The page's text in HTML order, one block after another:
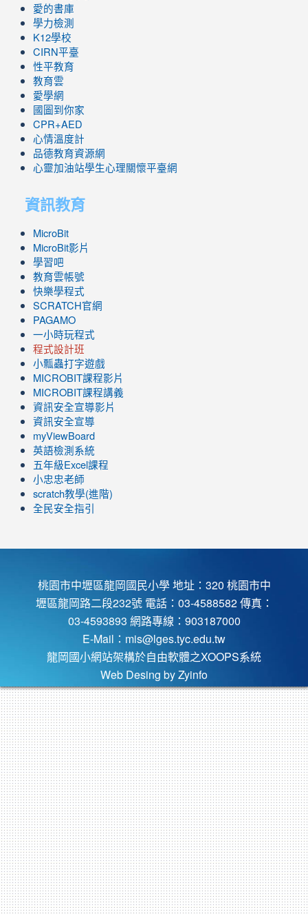
愛的書庫
學力檢測
K12學校
CIRN平臺
性平教育
教育雲
愛學網
國圖到你家
CPR+AED
心情溫度計
品德教育資源網
心靈加油站學生心理關懷平臺網
資訊教育
MicroBit
MicroBit影片
學習吧
教育雲帳號
快樂學程式
SCRATCH官網
PAGAMO
一小時玩程式
程式設計班
小瓢蟲打字遊戲
link
to
https://www.youtube.com/channel/UC8LghzcV5-
ZBGmXwlbUndNA/videos?
view=0&sort=dd&shelf_id=0
MICROBIT課程影片
link
to
https://www.youtube.com/channel/UC8LghzcV5-
ZBGmXwlbUndNA/videos?
view=0&sort=dd&shelf_id=0
MICROBIT課程講義
資訊安全宣導影片
資訊安全宣導
myViewBoard
英語檢測系統
五年級Excel課程
小忠忠老師
scratch教學(進階)
全民安全指引
桃園市中壢區龍岡國民小學 地址：320 桃園市中
壢區龍岡路二段232號 電話：03-4588582 傳真：
03-4593893 網路專線：903187000
E-Mail： mis@lges.tyc.edu.tw
龍岡國小網站架構於自由軟體之XOOPS系統
Web Desing by Zyinfo